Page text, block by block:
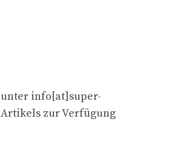
unter info[at]super-
zur Verfügung